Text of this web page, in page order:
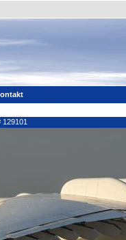
129101